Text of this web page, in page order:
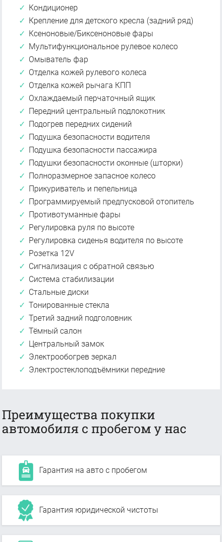
Кондиционер
Крепление для детского кресла (задний ряд)
Ксеноновые/Биксеноновые фары
Мультифункциональное рулевое колесо
Омыватель фар
Отделка кожей рулевого колеса
Отделка кожей рычага КПП
Охлаждаемый перчаточный ящик
Передний центральный подлокотник
Подогрев передних сидений
Подушка безопасности водителя
Подушка безопасности пассажира
Подушки безопасности оконные (шторки)
Полноразмерное запасное колесо
Прикуриватель и пепельница
Программируемый предпусковой отопитель
Противотуманные фары
Регулировка руля по высоте
Регулировка сиденья водителя по высоте
Розетка 12V
Сигнализация с обратной связью
Система стабилизации
Стальные диски
Тонированные стекла
Третий задний подголовник
Тёмный салон
Центральный замок
Электрообогрев зеркал
Электростеклоподъёмники передние
Преимущества покупки
автомобиля с пробегом у нас
Гарантия на авто с пробегом
Гарантия юридической чистоты